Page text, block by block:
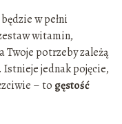
w pełni
witamin,
Twoje potrzeby zależą
jednak pojęcie,
– to gęstość